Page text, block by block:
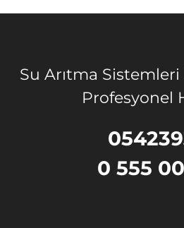
Su Arıtma Sistemleri
Profesyonel
0 555